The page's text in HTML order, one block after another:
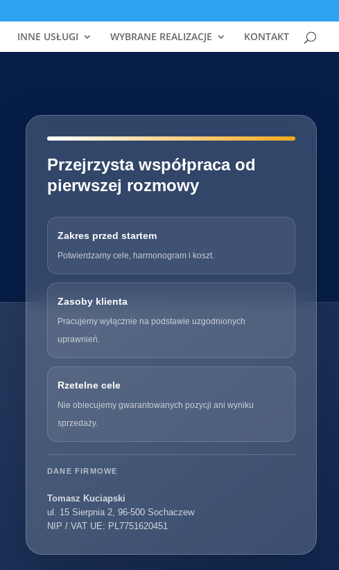
INNE USŁUGI WYBRANE REALIZACJE KONTAKT
━━━━━━━━━━━━━━━━━━━━━━━━━━━━
Przejrzysta współpraca od
pierwszej rozmowy
Zakres przed startem
Potwierdzamy cele, harmonogram i koszt.
Zasoby klienta
Pracujemy wyłącznie na podstawie uzgodnionych
uprawnień.
Rzetelne cele
Nie obiecujemy gwarantowanych pozycji ani wyniku
sprzedaży.
DANE FIRMOWE
Tomasz Kuciapski
ul. 15 Sierpnia 2, 96-500 Sochaczew
NIP / VAT UE: PL7751620451